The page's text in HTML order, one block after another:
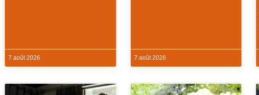
7 août 2026 7 août 2026